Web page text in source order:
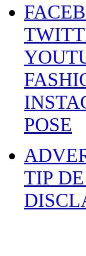
POSE
TIP